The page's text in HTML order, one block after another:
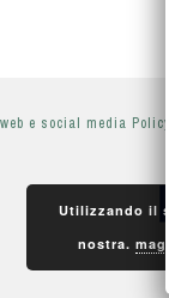
web e social media Policy
Utilizzando il
nostra.